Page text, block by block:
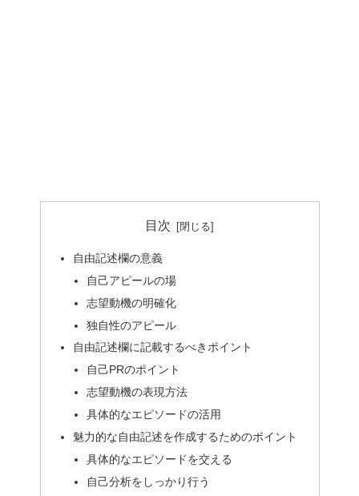
目次
自由記述欄の意義
自己アピールの場
志望動機の明確化
独自性のアピール
自由記述欄に記載するべきポイント
自己PRのポイント
志望動機の表現方法
具体的なエピソードの活用
魅力的な自由記述を作成するためのポイント
具体的なエピソードを交える
自己分析をしっかり行う